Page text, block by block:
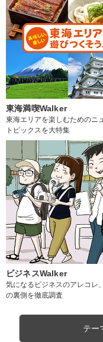
東海満喫Walker
東海エリアを楽しむためのニ
トピックスを大特集
ビジネスWalker
気になるビジネスのアレコレ
の裏側を徹底調査
テー